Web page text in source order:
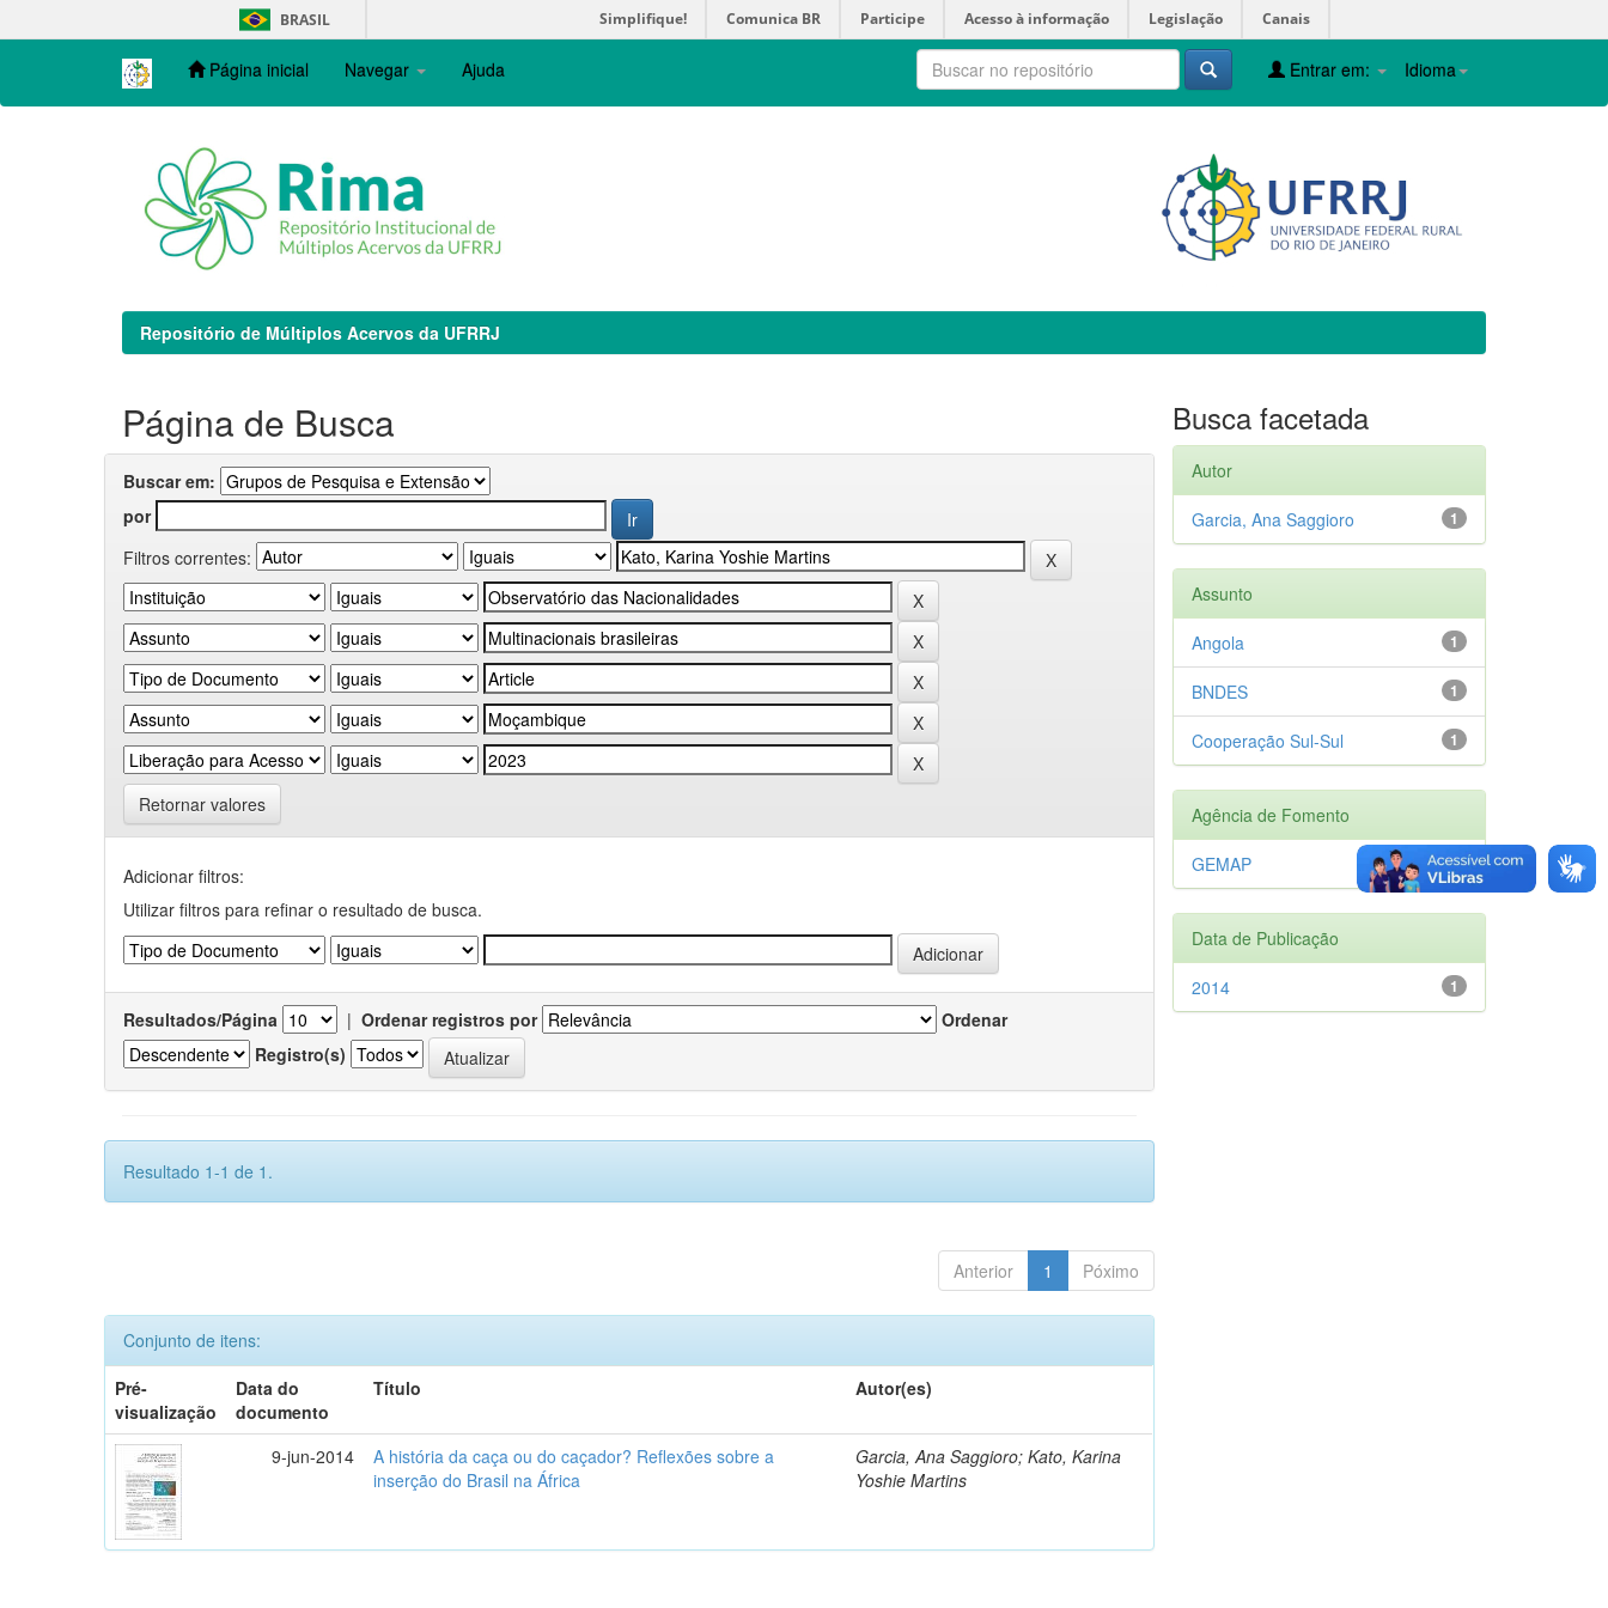
navigation
BRASIL Simplifique! Comunica BR Participe Acesso à informação Legislação Canais
Página inicial Navegar Ajuda Idioma
Entrar em:
Repositório de Múltiplos Acervos da UFRRJ
Página de Busca
Buscar em:
por
Filtros correntes:
Retornar valores
Adicionar filtros:
Utilizar filtros para refinar o resultado de busca.
Resultados/Página | Ordenar registros por
Ordenar
Registro(s)
Resultado 1-1 de 1.
Anterior 1 Póximo
Conjunto de itens:
Pré-
visualização
Data do
documento
Título Autor(es)
9-jun-2014
A história da caça ou do caçador? Reflexões sobre a
inserção do Brasil na África
Garcia, Ana Saggioro; Kato, Karina
Yoshie Martins
Busca facetada
Autor
1
Garcia, Ana Saggioro
Assunto
1
Angola
1
BNDES
1
Cooperação Sul-Sul
Agência de Fomento
1
GEMAP
Data de Publicação
1
2014